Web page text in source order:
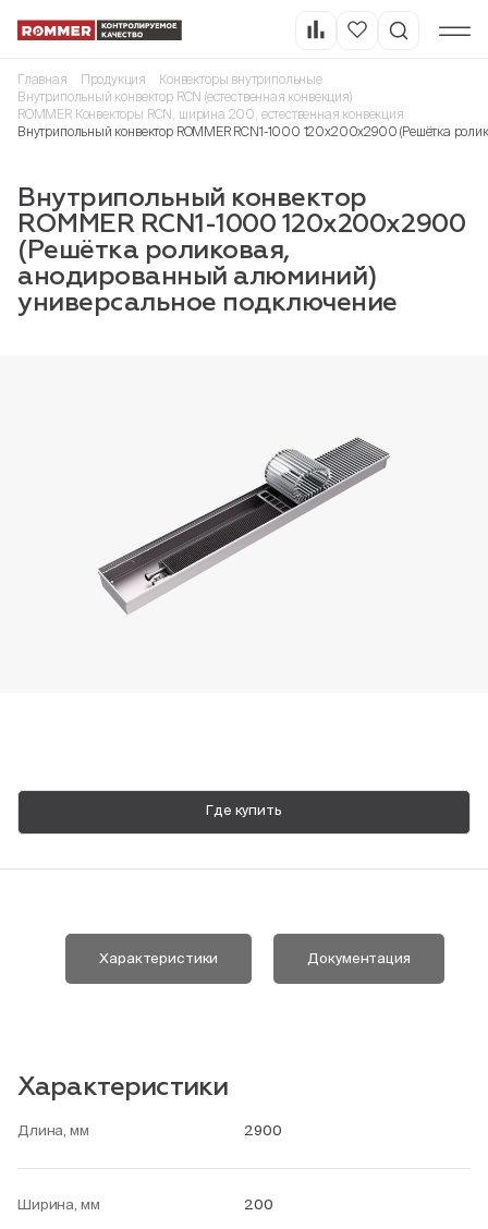
Пн-Пт, 9:00—18:00
Главная Продукция
Конвекторы внутрипольные
Внутрипольный конвектор RCN (естественная конвекция)
ROMMER Конвекторы RCN, ширина 200, естественная конвекция
Внутрипольный конвектор ROMMER RCN1-1000 120х200х2900 (Решётка
Внутрипольный конвектор
ROMMER RCN1-1000 120х200х2900
(Решётка роликовая,
анодированный алюминий)
универсальное подключение
Где купить
Характеристики Документация
Характеристики
Длина, мм 2900
Ширина, мм 200